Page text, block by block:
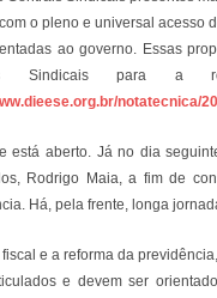
o pleno e universal acesso
ao governo. Essas
Sindicais para a
notatecnica/
está aberto. Já no dia
Rodrigo Maia, a fim de
Há, pela frente, longa
e a reforma da
e devem ser